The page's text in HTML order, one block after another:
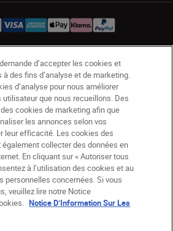
Avis de confidentialité
Nikon Store
sur les cookies
Accessibilité
SKIP
d’accepter les cookies et
des fins d’analyse et de marketing.
d’analyse pour nous améliorer
que nous recueillons. Des
cookies de marketing afin que
les annonces selon vos
leur efficacité. Les cookies des
collecter des données en
En cliquant sur « Autoriser tous
à l’utilisation des cookies et au
personnelles concernées. Si vous
veuillez lire notre Notice
Notice D’Information Sur Les